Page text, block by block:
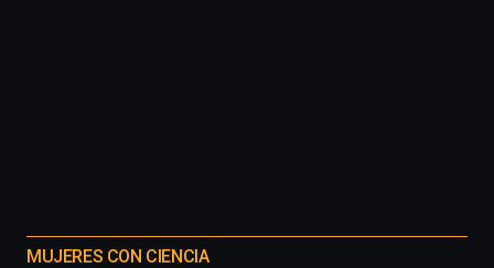
MUJERES CON CIENCIA